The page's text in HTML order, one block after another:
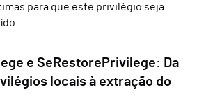
para que este privilégio seja
e SeRestorePrivilege: Da
locais à extração do